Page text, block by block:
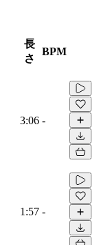
長
さ
BPM
3:06 -
1:57 -